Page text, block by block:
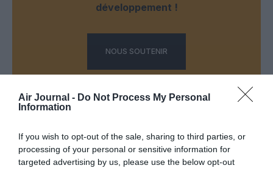
Air Journal - Do Not Process My Personal
Information
If you wish to opt-out of the sale, sharing to third parties, or
processing of your personal or sensitive information for
targeted advertising by us, please use the below opt-out
développement !
NOUS SOUTENIR
DERNIERS COMMENTAIRES